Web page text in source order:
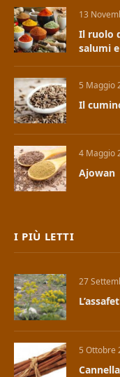
13
Il ruolo
salumi
5 Maggio
Il
4 Maggio
Ajowan
I PIÙ LETTI
27
5 Ottobre